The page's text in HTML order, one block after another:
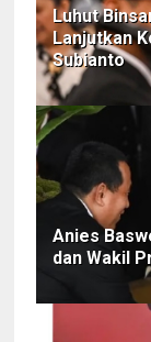
Luhut
Lanjutkan
Subianto
Anies
dan Wakil